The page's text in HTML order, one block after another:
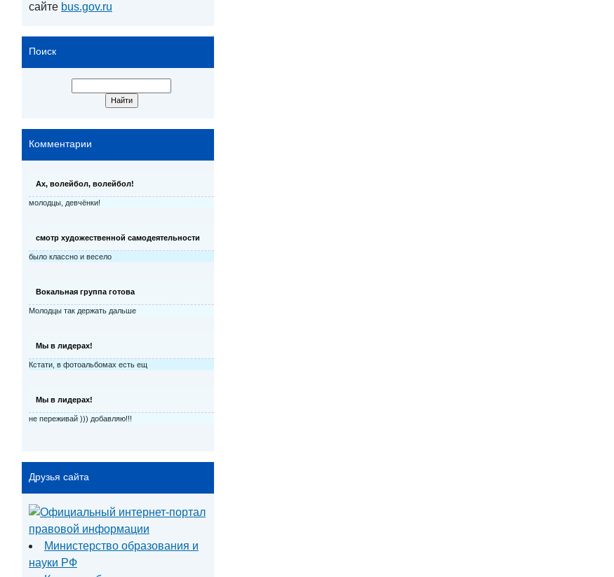
сайте bus.gov.ru
Поиск
Комментарии
Ах, волейбол, волейбол!
молодцы, девчёнки!
смотр художественной самодеятельности
было классно и весело
Вокальная группа готова
Молодцы так держать дальше
Мы в лидерах!
Кстати, в фотоальбомах есть ещ
Мы в лидерах!
не переживай ))) добавляю!!!
Друзья сайта
Министерство образования и
науки РФ